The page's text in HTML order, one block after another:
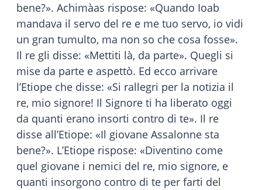
bene?». Achimàas rispose: «Quando Ioab
mandava il servo del re e me tuo servo, io vidi
un gran tumulto, ma non so che cosa fosse».
Il re gli disse: «Mettiti là, da parte». Quegli si
mise da parte e aspettò. Ed ecco arrivare
l’Etiope che disse: «Si rallegri per la notizia il
re, mio signore! Il Signore ti ha liberato oggi
da quanti erano insorti contro di te». Il re
disse all’Etiope: «Il giovane Assalonne sta
bene?». L’Etiope rispose: «Diventino come
quel giovane i nemici del re, mio signore, e
quanti insorgono contro di te per farti del